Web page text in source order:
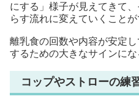
にする」様子が見えてきて
らす流れに変えていくことが
離乳食の回数や内容が安定
するための大きなサインにな
コップやストローの練